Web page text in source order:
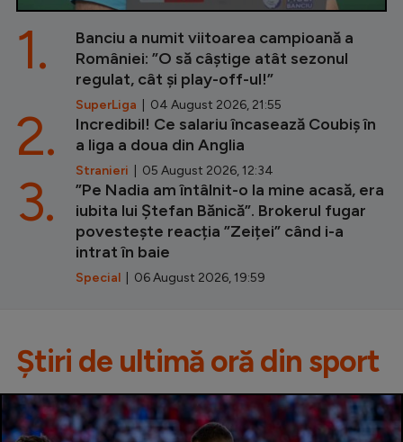
Banciu a numit viitoarea campioană a
României: ”O să câștige atât sezonul
regulat, cât și play-off-ul!”
SuperLiga | 04 August 2026, 21:55
1.
Incredibil! Ce salariu încasează Coubiș în
a liga a doua din Anglia
Stranieri | 05 August 2026, 12:34
2.
”Pe Nadia am întâlnit-o la mine acasă, era
iubita lui Ștefan Bănică”. Brokerul fugar
povestește reacția ”Zeiței” când i-a
intrat în baie
Special | 06 August 2026, 19:59
3.
Știri de ultimă oră din sport